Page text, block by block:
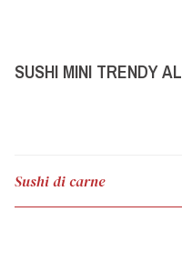
SUSHI MINI TRENDY
Sushi di carne